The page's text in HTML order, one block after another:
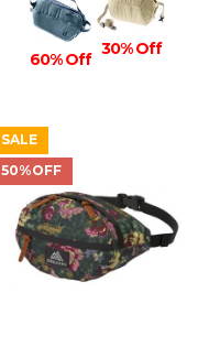
60% Off
30% Off
SALE
50%OFF